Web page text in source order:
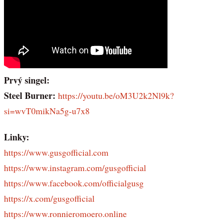
Prvý singel:
Steel Burner: https://youtu.be/oM3U2k2Nl9k?
si=wvT0mikNa5g-u7x8
Linky:
https://www.gusgofficial.com
https://www.instagram.com/gusgofficial
https://www.facebook.com/officialgusg
https://x.com/gusgofficial
https://www.ronnieromoero.online